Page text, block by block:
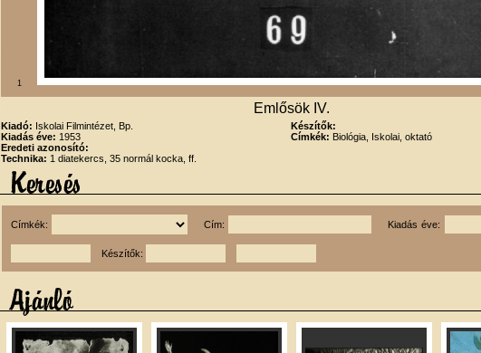
1
Emlősök IV.
Kiadó: Iskolai Filmintézet, Bp.
Kiadás éve: 1953
Eredeti azonosító:
Technika: 1 diatekercs, 35 normál kocka, ff.
Készítők:
Címkék: Biológia, Iskolai, oktató
Címkék: Cím: Kiadás éve:
Készítők: